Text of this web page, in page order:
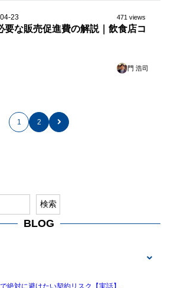
23 471 views
要な販売促進費の解説｜飲食店コ
門 浩司
1 2
検索
BLOG